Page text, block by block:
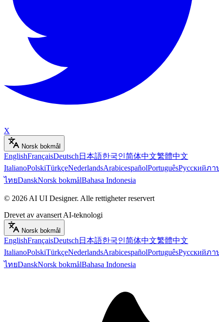
X
Norsk bokmål
EnglishFrançaisDeutsch 日本語한국인简体中文繁體中文
ItalianoPolskiTürkçeNederlandsArabicespañolPortuguêsРусскийภา
ไทยDanskNorsk bokmålBahasa Indonesia
© 2026 AI UI Designer. Alle rettigheter reservert
Drevet av avansert AI-teknologi
Norsk bokmål
EnglishFrançaisDeutsch 日本語한국인简体中文繁體中文
ItalianoPolskiTürkçeNederlandsArabicespañolPortuguêsРусскийภา
ไทยDanskNorsk bokmålBahasa Indonesia